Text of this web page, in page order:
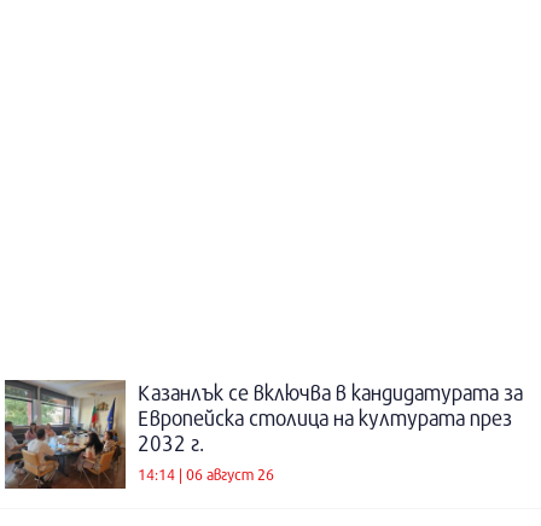
Казанлък се включва в кандидатурата за
Европейска столица на културата през
2032 г.
14:14 | 06 август 26